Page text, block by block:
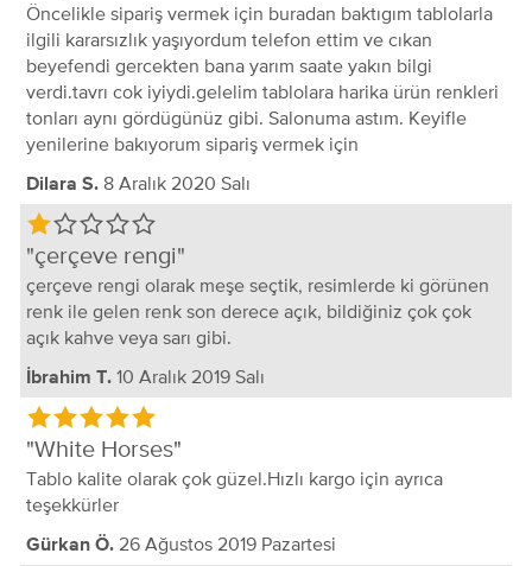
Öncelikle sipariş vermek için buradan baktıgım tablolarla
ilgili kararsızlık yaşıyordum telefon ettim ve cıkan
beyefendi gercekten bana yarım saate yakın bilgi
verdi.tavrı cok iyiydi.gelelim tablolara harika ürün renkleri
tonları aynı gördügünüz gibi. Salonuma astım. Keyifle
yenilerine bakıyorum sipariş vermek için
Dilara S. 8 Aralık 2020 Salı
çerçeve rengi
çerçeve rengi olarak meşe seçtik, resimlerde ki görünen
renk ile gelen renk son derece açık, bildiğiniz çok çok
açık kahve veya sarı gibi.
İbrahim T. 10 Aralık 2019 Salı
White Horses
Tablo kalite olarak çok güzel.Hızlı kargo için ayrıca
teşekkürler
Gürkan Ö. 26 Ağustos 2019 Pazartesi